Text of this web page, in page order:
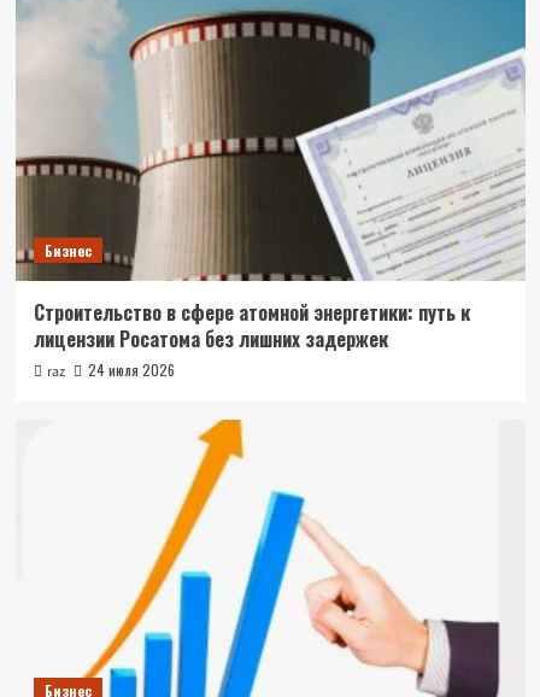
Бизнес
Строительство в сфере атомной энергетики: путь к
лицензии Росатома без лишних задержек
raz 24 июля 2026
Бизнес